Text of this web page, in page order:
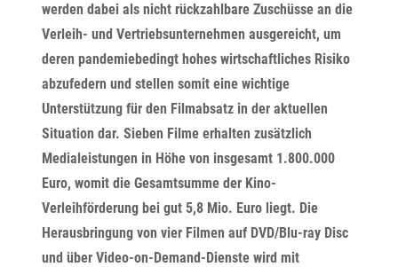
werden dabei als nicht rückzahlbare Zuschüsse an die
Verleih- und Vertriebsunternehmen ausgereicht, um
deren pandemiebedingt hohes wirtschaftliches Risiko
abzufedern und stellen somit eine wichtige
Unterstützung für den Filmabsatz in der aktuellen
Situation dar. Sieben Filme erhalten zusätzlich
Medialeistungen in Höhe von insgesamt 1.800.000
Euro, womit die Gesamtsumme der Kino-
Verleihförderung bei gut 5,8 Mio. Euro liegt. Die
Herausbringung von vier Filmen auf DVD/Blu-ray Disc
und über Video-on-Demand-Dienste wird mit